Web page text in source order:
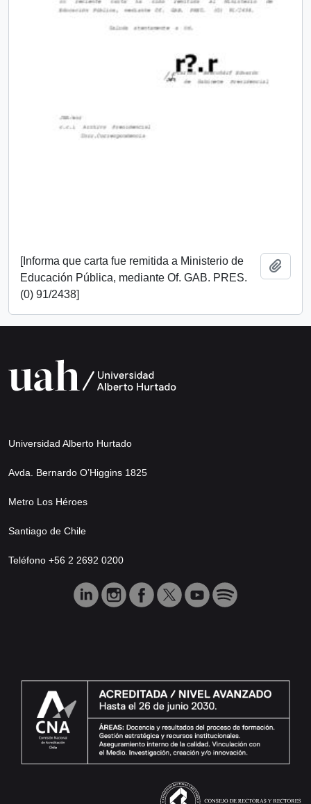
[Informa que carta fue remitida a Ministerio de
Educación Pública, mediante Of. GAB. PRES.
(0) 91/2438]
Universidad Alberto Hurtado
Avda. Bernardo O’Higgins 1825
Metro Los Héroes
Santiago de Chile
Teléfono +56 2 2692 0200